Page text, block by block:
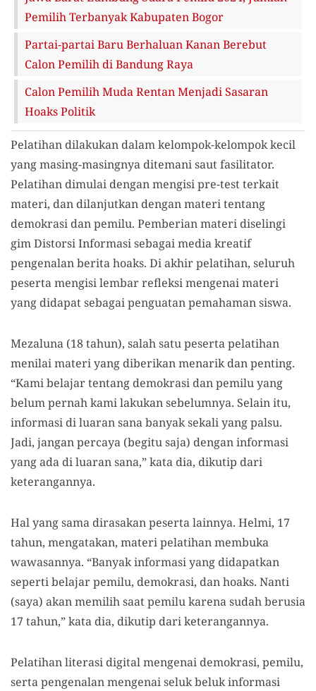
Pemilih Terbanyak Kabupaten Bogor
Partai-partai Baru Berhaluan Kanan Berebut
Calon Pemilih di Bandung Raya
Calon Pemilih Muda Rentan Menjadi Sasaran
Hoaks Politik
Pelatihan dilakukan dalam kelompok-kelompok kecil
yang masing-masingnya ditemani saut fasilitator.
Pelatihan dimulai dengan mengisi pre-test terkait
materi, dan dilanjutkan dengan materi tentang
demokrasi dan pemilu. Pemberian materi diselingi
gim Distorsi Informasi sebagai media kreatif
pengenalan berita hoaks. Di akhir pelatihan, seluruh
peserta mengisi lembar refleksi mengenai materi
yang didapat sebagai penguatan pemahaman siswa.
Mezaluna (18 tahun), salah satu peserta pelatihan
menilai materi yang diberikan menarik dan penting.
“Kami belajar tentang demokrasi dan pemilu yang
belum pernah kami lakukan sebelumnya. Selain itu,
informasi di luaran sana banyak sekali yang palsu.
Jadi, jangan percaya (begitu saja) dengan informasi
yang ada di luaran sana,” kata dia, dikutip dari
keterangannya.
Hal yang sama dirasakan peserta lainnya. Helmi, 17
tahun, mengatakan, materi pelatihan membuka
wawasannya. “Banyak informasi yang didapatkan
seperti belajar pemilu, demokrasi, dan hoaks. Nanti
(saya) akan memilih saat pemilu karena sudah berusia
17 tahun,” kata dia, dikutip dari keterangannya.
Pelatihan literasi digital mengenai demokrasi, pemilu,
serta pengenalan mengenai seluk beluk informasi